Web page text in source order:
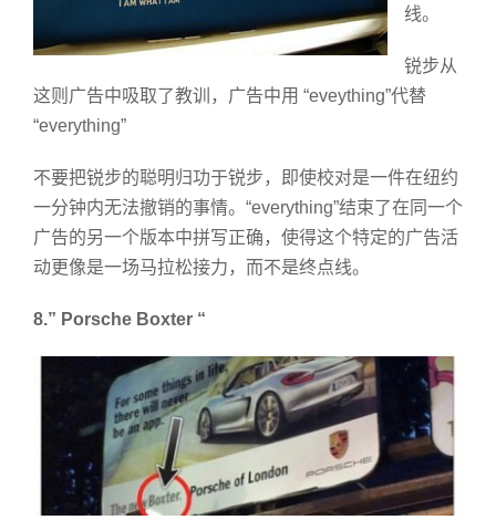
线。
锐步从
这则广告中吸取了教训，广告中用 “eveything”代替
“everything”
不要把锐步的聪明归功于锐步，即使校对是一件在纽约
一分钟内无法撤销的事情。“everything”结束了在同一个
广告的另一个版本中拼写正确，使得这个特定的广告活
动更像是一场马拉松接力，而不是终点线。
8.” Porsche Boxter “